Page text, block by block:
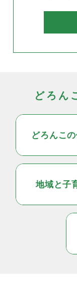
どろん
どろんこ
地域と子